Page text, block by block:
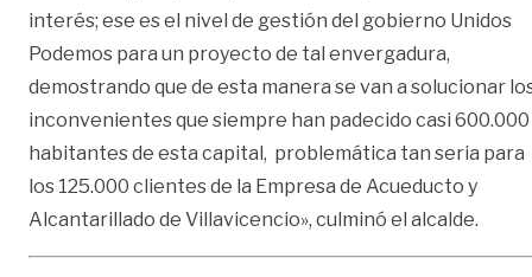
interés; ese es el nivel de gestión del gobierno Unidos
Podemos para un proyecto de tal envergadura,
demostrando que de esta manera se van a solucionar
inconvenientes que siempre han padecido casi 600.000
habitantes de esta capital, problemática tan seria para
los 125.000 clientes de la Empresa de Acueducto y
Alcantarillado de Villavicencio», culminó el alcalde.